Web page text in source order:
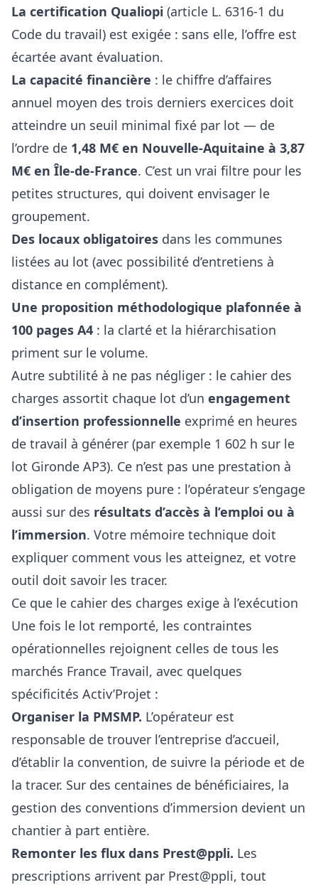
La certification Qualiopi (article L. 6316-1 du
Code du travail) est exigée : sans elle, l’offre est
écartée avant évaluation.
La capacité financière : le chiffre d’affaires
annuel moyen des trois derniers exercices doit
atteindre un seuil minimal fixé par lot — de
l’ordre de 1,48 M€ en Nouvelle-Aquitaine à 3,87
M€ en Île-de-France. C’est un vrai filtre pour les
petites structures, qui doivent envisager le
groupement.
Des locaux obligatoires dans les communes
listées au lot (avec possibilité d’entretiens à
distance en complément).
Une proposition méthodologique plafonnée à
100 pages A4 : la clarté et la hiérarchisation
priment sur le volume.
Autre subtilité à ne pas négliger : le cahier des
charges assortit chaque lot d’un engagement
d’insertion professionnelle exprimé en heures
de travail à générer (par exemple 1 602 h sur le
lot Gironde AP3). Ce n’est pas une prestation à
obligation de moyens pure : l’opérateur s’engage
aussi sur des résultats d’accès à l’emploi ou à
l’immersion. Votre mémoire technique doit
expliquer comment vous les atteignez, et votre
outil doit savoir les tracer.
Ce que le cahier des charges exige à l’exécution
Une fois le lot remporté, les contraintes
opérationnelles rejoignent celles de tous les
marchés France Travail, avec quelques
spécificités Activ’Projet :
Organiser la PMSMP. L’opérateur est
responsable de trouver l’entreprise d’accueil,
d’établir la convention, de suivre la période et de
la tracer. Sur des centaines de bénéficiaires, la
gestion des conventions d’immersion devient un
chantier à part entière.
Remonter les flux dans Prest@ppli. Les
prescriptions arrivent par Prest@ppli, tout